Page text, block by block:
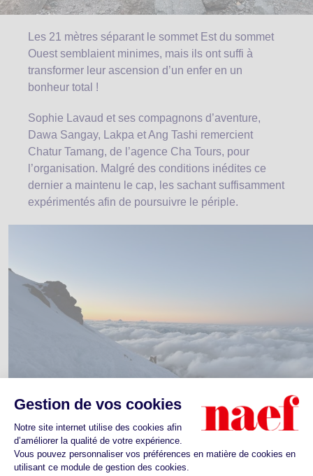
Les 21 mètres séparant le sommet Est du sommet
Ouest semblaient minimes, mais ils ont suffi à
transformer leur ascension d’un enfer en un
bonheur total !
Sophie Lavaud et ses compagnons d’aventure,
Dawa Sangay, Lakpa et Ang Tashi remercient
Chatur Tamang, de l’agence Cha Tours, pour
l’organisation. Malgré des conditions inédites ce
dernier a maintenu le cap, les sachant suffisamment
expérimentés afin de poursuivre le périple.